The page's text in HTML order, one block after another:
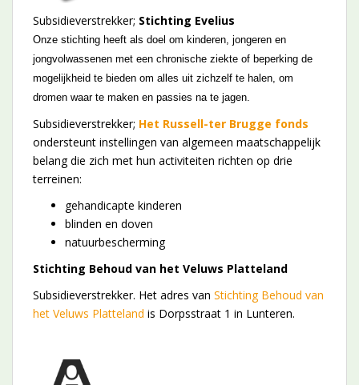
Subsidieverstrekker; Stichting Evelius
Onze stichting heeft als doel om kinderen, jongeren en
jongvolwassenen met een chronische ziekte of beperking de
mogelijkheid te bieden om alles uit zichzelf te halen, om
dromen waar te maken en passies na te jagen.
Subsidieverstrekker; Het Russell-ter Brugge fonds
ondersteunt instellingen van algemeen maatschappelijk
belang die zich met hun activiteiten richten op drie
terreinen:
gehandicapte kinderen
blinden en doven
natuurbescherming
Stichting Behoud van het Veluws Platteland
Subsidieverstrekker. Het adres van Stichting Behoud van
het Veluws Platteland is Dorpsstraat 1 in Lunteren.